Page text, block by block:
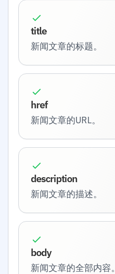
title
新闻文章的标题。
href
新闻文章的URL。
description
新闻文章的描述。
body
新闻文章的全部内容。